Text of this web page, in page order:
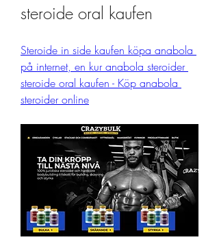
steroide oral kaufen
Steroide in side kaufen köpa anabola
på internet, en kur anabola steroider
steroide oral kaufen - Köp anabola
steroider online